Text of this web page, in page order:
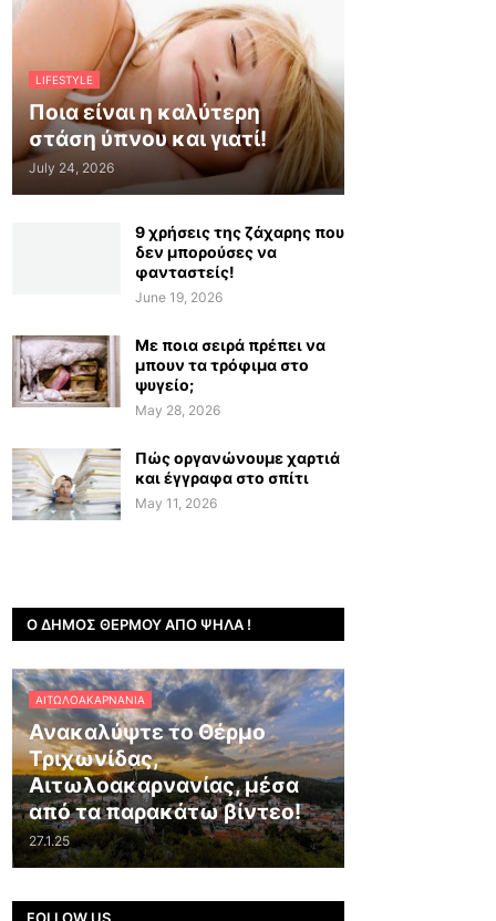
LIFESTYLE
Ποια είναι η καλύτερη
στάση ύπνου και γιατί!
July 24, 2026
9 χρήσεις της ζάχαρης που
δεν μπορούσες να
φανταστείς!
June 19, 2026
Με ποια σειρά πρέπει να
μπουν τα τρόφιμα στο
ψυγείο;
May 28, 2026
Πώς οργανώνουμε χαρτιά
και έγγραφα στο σπίτι
May 11, 2026
Ο ΔΉΜΟΣ ΘΈΡΜΟΥ ΑΠΌ ΨΗΛΆ !
ΑΙΤΩΛΟΑΚΑΡΝΑΝΊΑ
Ανακαλύψτε το Θέρμο
Τριχωνίδας,
Αιτωλοακαρνανίας, μέσα
από τα παρακάτω βίντεο!
27.1.25
FOLLOW US